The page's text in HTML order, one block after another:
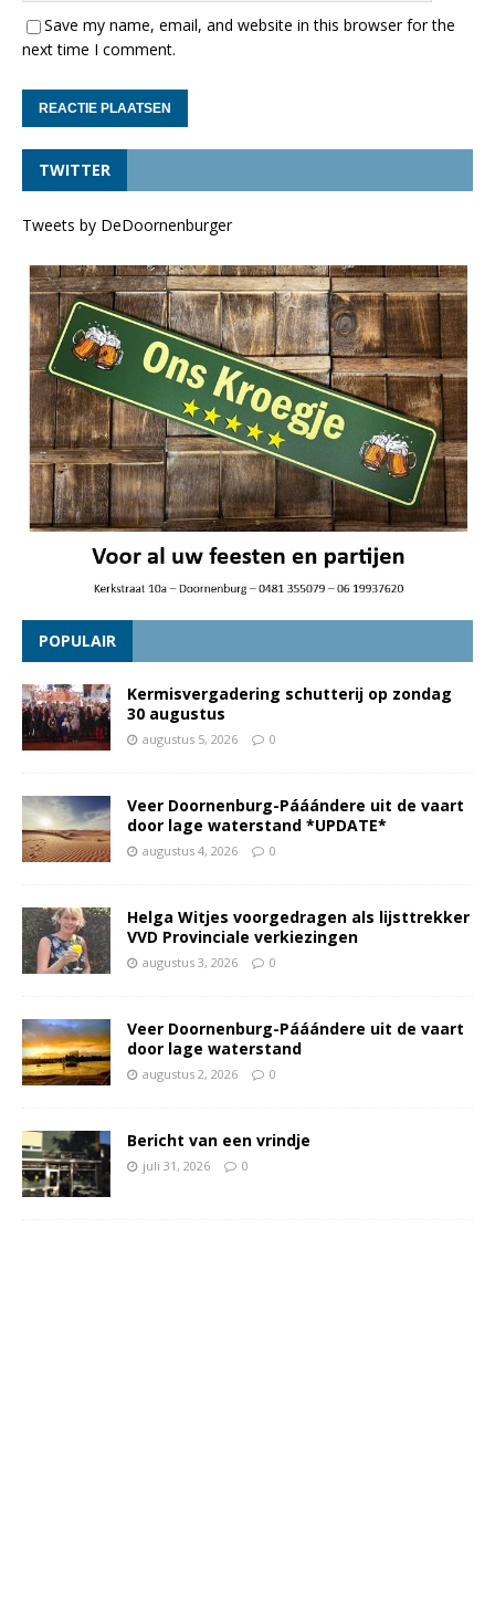
Save my name, email, and website in this browser for the
next time I comment.
TWITTER
Tweets by DeDoornenburger
POPULAIR
Kermisvergadering schutterij op zondag
30 augustus
augustus 5, 2026 0
Veer Doornenburg-Pááándere uit de vaart
door lage waterstand *UPDATE*
augustus 4, 2026 0
Helga Witjes voorgedragen als lijsttrekker
VVD Provinciale verkiezingen
augustus 3, 2026 0
Veer Doornenburg-Pááándere uit de vaart
door lage waterstand
augustus 2, 2026 0
Bericht van een vrindje
juli 31, 2026 0